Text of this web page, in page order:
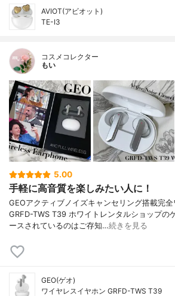
AVIOT(アビオット)
TE-I3
コスメコレクター
もい
5.00
手軽に高音質を楽しみたい人に！
GEOアクティブノイズキャンセリング搭載完
GRFD-TWS T39 ホワイトレンタルショップの
ースされているのはご存知…続きを見る
GEO(ゲオ)
ワイヤレスイヤホン GRFD-TWS T39